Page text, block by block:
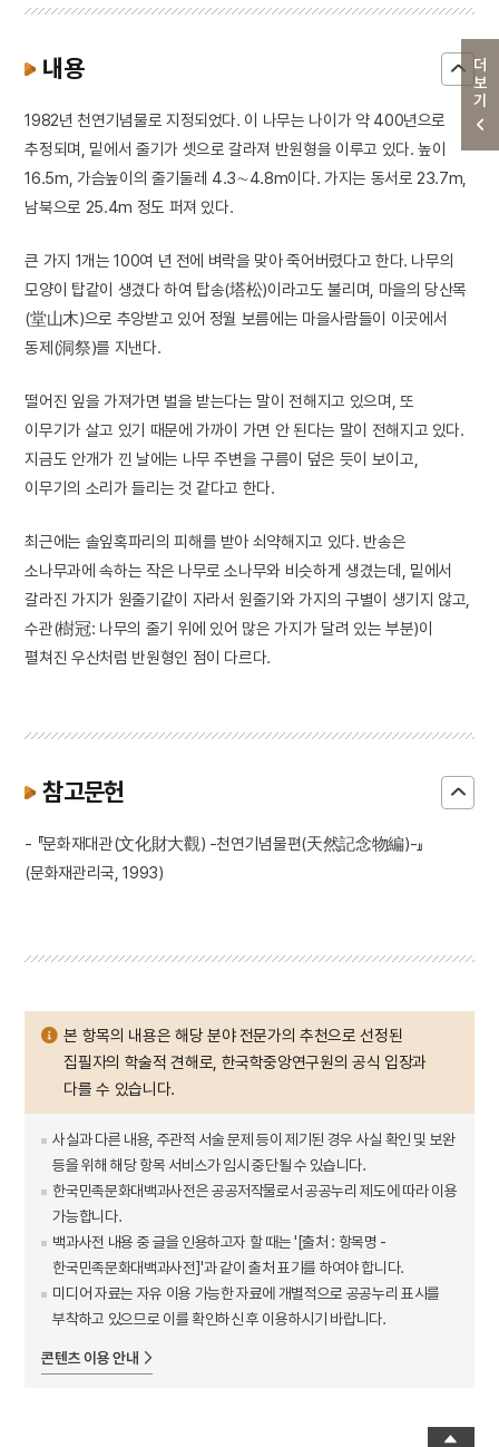
더보기
내용
1982년 천연기념물로 지정되었다. 이 나무는 나이가 약 400년으로
추정되며, 밑에서 줄기가 셋으로 갈라져 반원형을 이루고 있다. 높이
16.5m, 가슴높이의 줄기둘레 4.3∼4.8m이다. 가지는 동서로 23.7m,
남북으로 25.4m 정도 퍼져 있다.
큰 가지 1개는 100여 년 전에 벼락을 맞아 죽어버렸다고 한다. 나무의
모양이 탑같이 생겼다 하여 탑송(塔松)이라고도 불리며, 마을의 당산목
(堂山木)으로 추앙받고 있어 정월 보름에는 마을사람들이 이곳에서
동제(洞祭)를 지낸다.
떨어진 잎을 가져가면 벌을 받는다는 말이 전해지고 있으며, 또
이무기가 살고 있기 때문에 가까이 가면 안 된다는 말이 전해지고 있다.
지금도 안개가 낀 날에는 나무 주변을 구름이 덮은 듯이 보이고,
이무기의 소리가 들리는 것 같다고 한다.
최근에는 솔잎혹파리의 피해를 받아 쇠약해지고 있다. 반송은
소나무과에 속하는 작은 나무로 소나무와 비슷하게 생겼는데, 밑에서
갈라진 가지가 원줄기같이 자라서 원줄기와 가지의 구별이 생기지 않고,
수관(樹冠: 나무의 줄기 위에 있어 많은 가지가 달려 있는 부분)이
펼쳐진 우산처럼 반원형인 점이 다르다.
참고문헌
- 『문화재대관(文化財大觀) -천연기념물편(天然記念物編)-』
(문화재관리국, 1993)
본 항목의 내용은 해당 분야 전문가의 추천으로 선정된
집필자의 학술적 견해로, 한국학중앙연구원의 공식 입장과
다를 수 있습니다.
사실과 다른 내용, 주관적 서술 문제 등이 제기된 경우 사실 확인 및 보완
등을 위해 해당 항목 서비스가 임시 중단될 수 있습니다.
한국민족문화대백과사전은 공공저작물로서 공공누리 제도에 따라 이용
가능합니다.
백과사전 내용 중 글을 인용하고자 할 때는 '[출처 : 항목명 -
한국민족문화대백과사전]'과 같이 출처 표기를 하여야 합니다.
미디어 자료는 자유 이용 가능한 자료에 개별적으로 공공누리 표시를
부착하고 있으므로 이를 확인하신 후 이용하시기 바랍니다.
콘텐츠 이용 안내